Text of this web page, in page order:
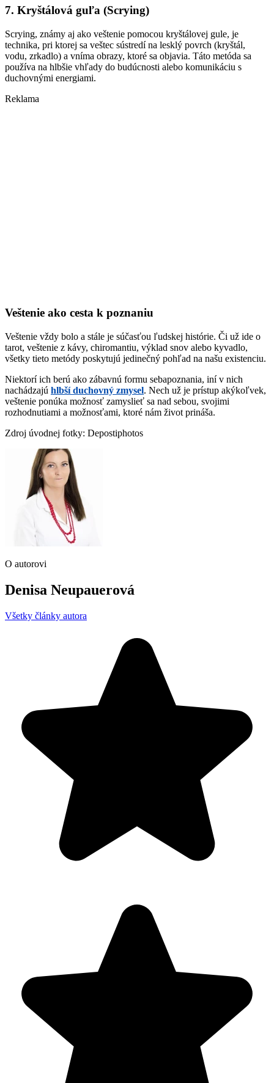
7. Kryštálová guľa (Scrying)
Scrying, známy aj ako veštenie pomocou kryštálovej gule, je
technika, pri ktorej sa veštec sústredí na lesklý povrch (kryštál,
vodu, zrkadlo) a vníma obrazy, ktoré sa objavia. Táto metóda sa
používa na hlbšie vhľady do budúcnosti alebo komunikáciu s
duchovnými energiami.
Reklama
Veštenie ako cesta k poznaniu
Veštenie vždy bolo a stále je súčasťou ľudskej histórie. Či už ide o
tarot, veštenie z kávy, chiromantiu, výklad snov alebo kyvadlo,
všetky tieto metódy poskytujú jedinečný pohľad na našu existenciu.
Niektorí ich berú ako zábavnú formu sebapoznania, iní v nich
nachádzajú hlbší duchovný zmysel. Nech už je prístup akýkoľvek,
veštenie ponúka možnosť zamyslieť sa nad sebou, svojimi
rozhodnutiami a možnosťami, ktoré nám život prináša.
Zdroj úvodnej fotky: Depostiphotos
O autorovi
Denisa Neupauerová
Všetky články autora